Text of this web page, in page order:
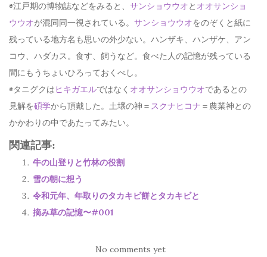
◉江戸期の博物誌などをみると、 サンショウウオと オオサンショ
ウウオが混同同一視されている。 サンショウウオをのぞくと紙に
残っている地方名も思いの外少ない。ハンザキ、ハンザケ、アン
コウ、ハダカス。食す、飼うなど。食べた人の記憶が残っている
間にもうちょいひろっておくべし。
◉タニグクはヒキガエルではなく オオサンショウウオであるとの
見解を碩学から頂戴した。土壌の神＝ スクナヒコナ ＝農業神との
かかわりの中であたってみたい。
関連記事:
牛の山登りと竹林の役割
雪の朝に想う
令和元年、年取りのタカキビ餅とタカキビと
摘み草の記憶〜#001
No comments yet